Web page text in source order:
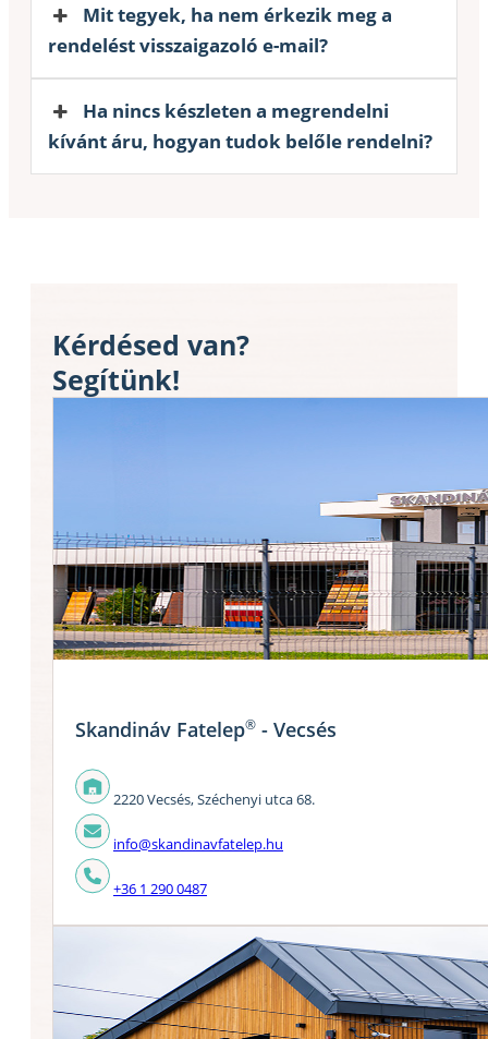
Mit tegyek, ha nem érkezik meg a
rendelést visszaigazoló e-mail?
Ha nincs készleten a megrendelni
kívánt áru, hogyan tudok belőle rendelni?
Kérdésed van?
Segítünk!
Skandináv Fatelep® - Vecsés
2220 Vecsés, Széchenyi utca 68.
info@skandinavfatelep.hu
+36 1 290 0487